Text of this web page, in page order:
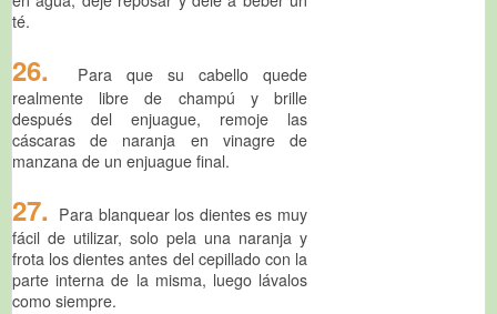
té.
26.
Para que su cabello quede
realmente libre de champú y brille
después del enjuague, remoje las
cáscaras de naranja en vinagre de
manzana de un enjuague final.
27. Para blanquear los dientes es muy
fácil de utilizar, solo pela una naranja y
frota los dientes antes del cepillado con la
parte interna de la misma, luego lávalos
como siempre.